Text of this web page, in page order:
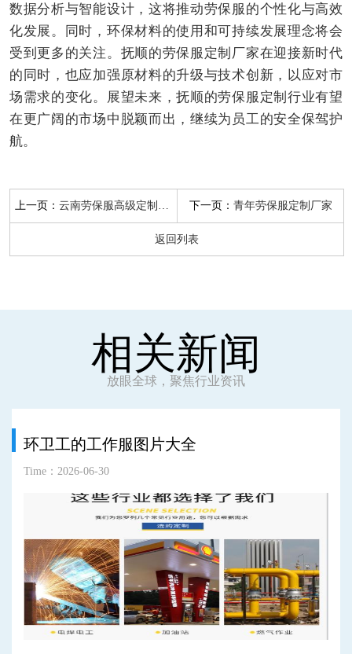
数据分析与智能设计，这将推动劳保服的个性化与高效
化发展。同时，环保材料的使用和可持续发展理念将会
受到更多的关注。抚顺的劳保服定制厂家在迎接新时代
的同时，也应加强原材料的升级与技术创新，以应对市
场需求的变化。展望未来，抚顺的劳保服定制行业有望
在更广阔的市场中脱颖而出，继续为员工的安全保驾护
航。
上一页：云南劳保服高级定制厂家 下一页： 青年劳保服定制厂家
返回列表
相关新闻
放眼全球，聚焦行业资讯
环卫工的工作服图片大全
Time：2026-06-30